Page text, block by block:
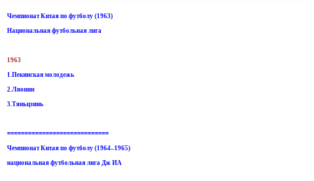
Чемпионат Китая по футболу (1963)
Национальная футбольная лига
1963
1.Пекинская молодежь
2.Ляонин
3.Тяньцзинь
=============================
Чемпионат Китая по футболу (1964–1965)
национальная футбольная лига Дж ИA